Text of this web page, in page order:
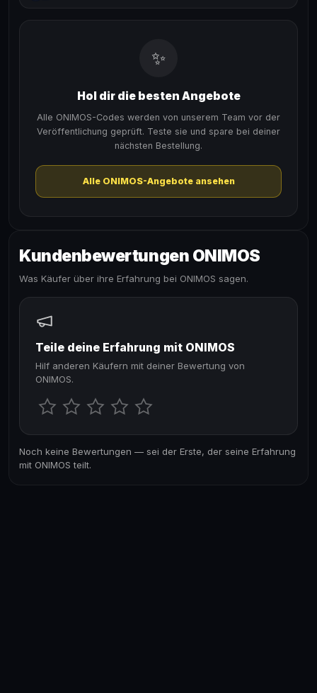
✨
Hol dir die besten Angebote
Alle ONIMOS-Codes werden von unserem Team vor der
Veröffentlichung geprüft. Teste sie und spare bei deiner
nächsten Bestellung.
Alle ONIMOS-Angebote ansehen
Kundenbewertungen ONIMOS
Was Käufer über ihre Erfahrung bei ONIMOS sagen.
Teile deine Erfahrung mit ONIMOS
Hilf anderen Käufern mit deiner Bewertung von
ONIMOS.
Noch keine Bewertungen — sei der Erste, der seine Erfahrung
mit ONIMOS teilt.